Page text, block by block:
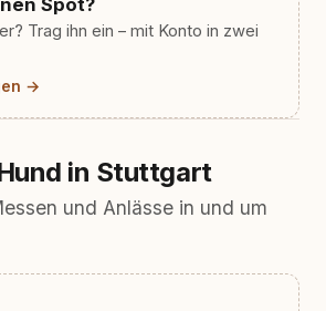
Trag ihn ein – mit Konto in zwei
→
in Stuttgart
und Anlässe in und um